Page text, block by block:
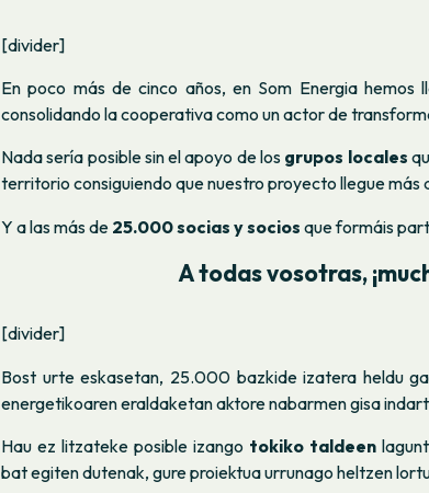
[divider]
En poco más de cinco años, en Som Energia
consolidando la cooperativa como un actor de
Nada sería posible sin el apoyo de los grupos locales
territorio consiguiendo que nuestro proyecto llegue más
Y a las más de 25.000 socias y socios que formáis
A todas vosotras,
[divider]
Bost urte eskasetan, 25.000 bazkide izatera heldu
energetikoaren eraldaketan aktore nabarmen gisa
Hau ez litzateke posible izango tokiko taldeen
bat egiten dutenak, gure proiektua urrunago heltzen